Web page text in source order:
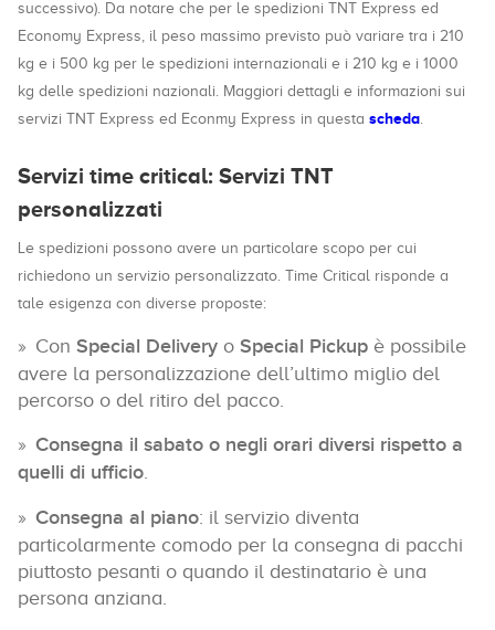
successivo). Da notare che per le spedizioni TNT Express ed
Economy Express, il peso massimo previsto può variare tra i 210
kg e i 500 kg per le spedizioni internazionali e i 210 kg e i 1000
kg delle spedizioni nazionali. Maggiori dettagli e informazioni sui
servizi TNT Express ed Econmy Express in questa scheda.
Servizi time critical: Servizi TNT
personalizzati
Le spedizioni possono avere un particolare scopo per cui
richiedono un servizio personalizzato. Time Critical risponde a
tale esigenza con diverse proposte:
Con Special Delivery o Special Pickup è possibile
avere la personalizzazione dell’ultimo miglio del
percorso o del ritiro del pacco.
Consegna il sabato o negli orari diversi rispetto a
quelli di ufficio.
Consegna al piano: il servizio diventa
particolarmente comodo per la consegna di pacchi
piuttosto pesanti o quando il destinatario è una
persona anziana.